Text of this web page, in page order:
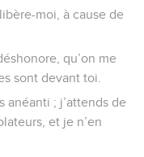
moi, à cause de
qu’on me
sont devant toi.
anéanti ; j’attends de
et je n’en